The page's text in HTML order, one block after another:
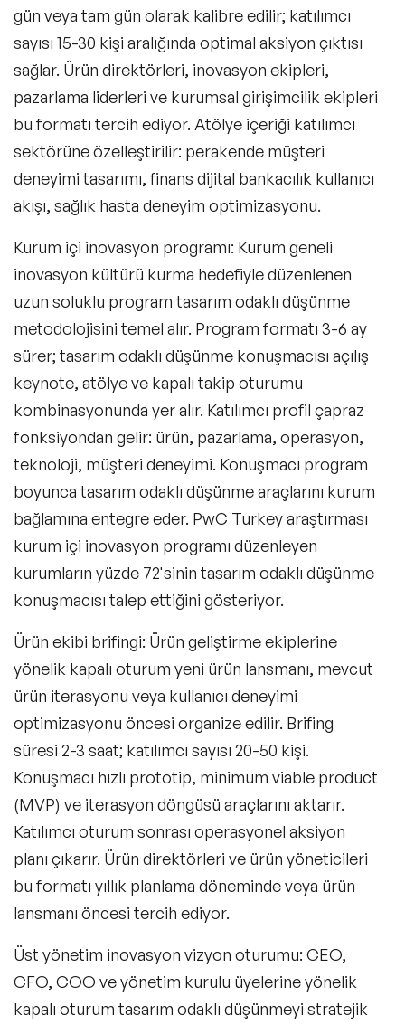
gün veya tam gün olarak kalibre edilir; katılımcı
sayısı 15-30 kişi aralığında optimal aksiyon çıktısı
sağlar. Ürün direktörleri, inovasyon ekipleri,
pazarlama liderleri ve kurumsal girişimcilik ekipleri
bu formatı tercih ediyor. Atölye içeriği katılımcı
sektörüne özelleştirilir: perakende müşteri
deneyimi tasarımı, finans dijital bankacılık kullanıcı
akışı, sağlık hasta deneyim optimizasyonu.
Kurum içi inovasyon programı: Kurum geneli
inovasyon kültürü kurma hedefiyle düzenlenen
uzun soluklu program tasarım odaklı düşünme
metodolojisini temel alır. Program formatı 3-6 ay
sürer; tasarım odaklı düşünme konuşmacısı açılış
keynote, atölye ve kapalı takip oturumu
kombinasyonunda yer alır. Katılımcı profil çapraz
fonksiyondan gelir: ürün, pazarlama, operasyon,
teknoloji, müşteri deneyimi. Konuşmacı program
boyunca tasarım odaklı düşünme araçlarını kurum
bağlamına entegre eder. PwC Turkey araştırması
kurum içi inovasyon programı düzenleyen
kurumların yüzde 72'sinin tasarım odaklı düşünme
konuşmacısı talep ettiğini gösteriyor.
Ürün ekibi brifingi: Ürün geliştirme ekiplerine
yönelik kapalı oturum yeni ürün lansmanı, mevcut
ürün iterasyonu veya kullanıcı deneyimi
optimizasyonu öncesi organize edilir. Brifing
süresi 2-3 saat; katılımcı sayısı 20-50 kişi.
Konuşmacı hızlı prototip, minimum viable product
(MVP) ve iterasyon döngüsü araçlarını aktarır.
Katılımcı oturum sonrası operasyonel aksiyon
planı çıkarır. Ürün direktörleri ve ürün yöneticileri
bu formatı yıllık planlama döneminde veya ürün
lansmanı öncesi tercih ediyor.
Üst yönetim inovasyon vizyon oturumu: CEO,
CFO, COO ve yönetim kurulu üyelerine yönelik
kapalı oturum tasarım odaklı düşünmeyi stratejik